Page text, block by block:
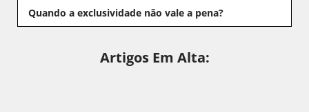
Quando a exclusividade não vale a pena?
Artigos Em Alta: